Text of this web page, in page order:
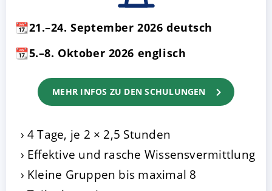
📆21.–24. September 2026 deutsch
📆5.–8. Oktober 2026 englisch
MEHR INFOS ZU DEN SCHULUNGEN
4 Tage, je 2 × 2,5 Stunden
Effektive und rasche Wissensvermittlung
Kleine Gruppen bis maximal 8